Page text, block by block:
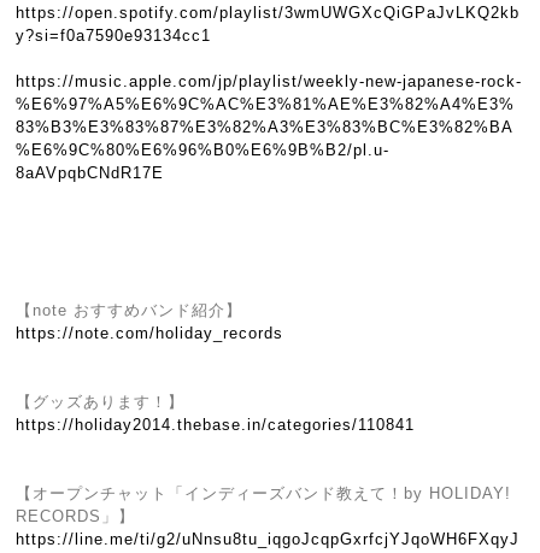
https://open.spotify.com/playlist/3wmUWGXcQiGPaJvLKQ2kb
y?si=f0a7590e93134cc1
https://music.apple.com/jp/playlist/weekly-new-japanese-rock-
%E6%97%A5%E6%9C%AC%E3%81%AE%E3%82%A4%E3%
83%B3%E3%83%87%E3%82%A3%E3%83%BC%E3%82%BA
%E6%9C%80%E6%96%B0%E6%9B%B2/pl.u-
8aAVpqbCNdR17E
【note おすすめバンド紹介】
https://note.com/holiday_records
【グッズあります！】
https://holiday2014.thebase.in/categories/110841
【オープンチャット「インディーズバンド教えて！by HOLIDAY!
RECORDS」】
https://line.me/ti/g2/uNnsu8tu_iqgoJcqpGxrfcjYJqoWH6FXqyJ